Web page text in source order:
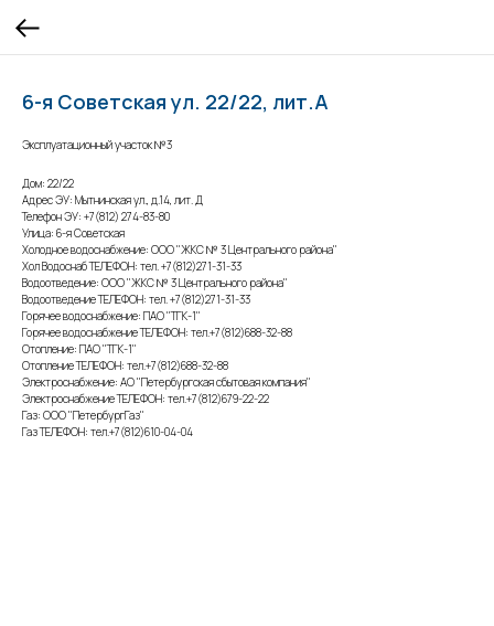
6-я Советская ул. 22/22, лит.А
Эксплуатационный участок №3
Дом: 22/22
Адрес ЭУ: Мытнинская ул., д.14, лит. Д
Телефон ЭУ: +7(812) 274-83-80
Улица: 6-я Советская
Холодное водоснабжение: ООО "ЖКС № 3 Центрального района"
Хол Водоснаб ТЕЛЕФОН: тел. +7(812)271-31-33
Водоотведение: ООО "ЖКС № 3 Центрального района"
Водоотведение ТЕЛЕФОН: тел. +7(812)271-31-33
Горячее водоснабжение: ПАО "ТГК-1"
Горячее водоснабжение ТЕЛЕФОН: тел.+7(812)688-32-88
Отопление: ПАО "ТГК-1"
Отопление ТЕЛЕФОН: тел.+7(812)688-32-88
Электроснабжение: АО "Петербургская сбытовая компания"
Электроснабжение ТЕЛЕФОН: тел.+7(812)679-22-22
Газ: ООО "ПетербургГаз"
Газ ТЕЛЕФОН: тел.+7(812)610-04-04